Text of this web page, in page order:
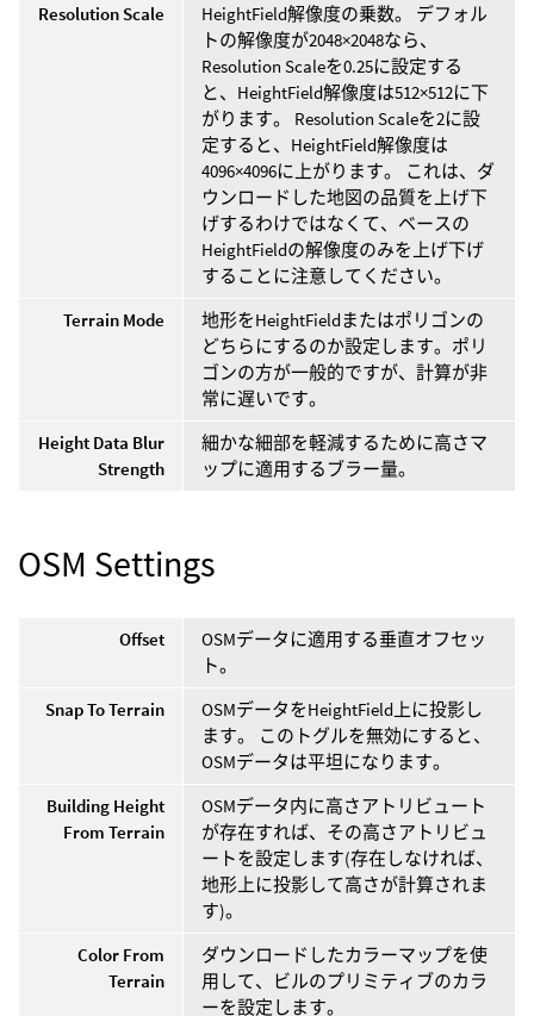
Resolution Scale
HeightField解像度の乗数。 デフォル
トの解像度が2048×2048なら、
Resolution Scaleを0.25に設定する
と、HeightField解像度は512×512に下
がります。 Resolution Scaleを2に設
定すると、HeightField解像度は
4096×4096に上がります。 これは、ダ
ウンロードした地図の品質を上げ下
げするわけではなくて、ベースの
HeightFieldの解像度のみを上げ下げ
することに注意してください。
Terrain Mode
地形をHeightFieldまたはポリゴンの
どちらにするのか設定します。ポリ
ゴンの方が一般的ですが、計算が非
常に遅いです。
Height Data Blur
Strength
細かな細部を軽減するために高さマ
ップに適用するブラー量。
OSM Settings
Offset
OSMデータに適用する垂直オフセッ
ト。
Snap To Terrain
OSMデータをHeightField上に投影し
ます。 このトグルを無効にすると、
OSMデータは平坦になります。
Building Height
From Terrain
OSMデータ内に高さアトリビュート
が存在すれば、その高さアトリビュ
ートを設定します(存在しなければ、
地形上に投影して高さが計算されま
す)。
Color From
Terrain
ダウンロードしたカラーマップを使
用して、ビルのプリミティブのカラ
ーを設定します。